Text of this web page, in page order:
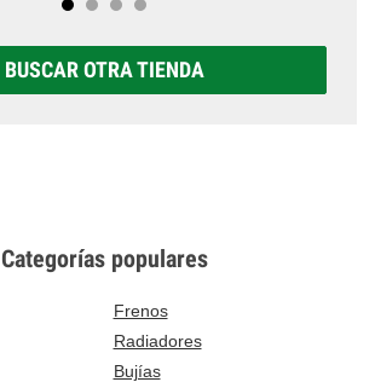
BUSCAR OTRA TIENDA
Categorías populares
Frenos
Radiadores
Bujías